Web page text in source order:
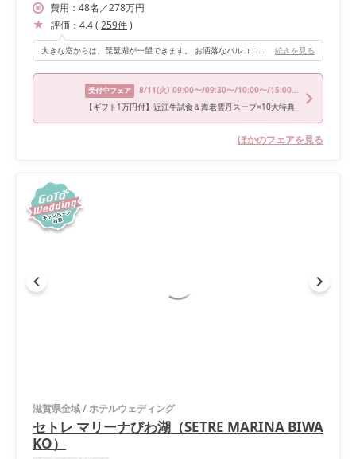
費用： 48名 ／278万円
評価： 4.4( 259件)
大きな窓からは、琵琶湖が一望できます。 お洒落なバルコニーは、デザートビュッフェなども出来るそうです。まるでバリのリゾートのようなお洒落な会場で、ゲストからも評判が良かったです。 続きを見る
受付中フェア 8/11(火) 09:00〜/09:30〜/10:00〜/15:00〜/16:00〜
【ギフト1万円付】近江牛試食＆海老雲丹スープ×10大特典
ほかのフェアを見る
滋賀県全域/ホテルウェディング
セトレ マリーナびわ湖（SETRE MARINA BIWA
KO）